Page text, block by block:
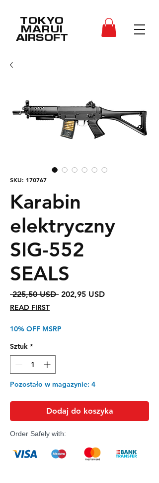
TOKYO
MARUI
AIRSOFT
SKU: 170767
Karabin
elektryczny
SIG-552
SEALS
225,50 USD Regularna
202,95 USDCena
READ FIRST
10% OFF MSRP
Sztuk *
Pozostało w magazynie: 4
Dodaj do koszyka
Order Safely with: